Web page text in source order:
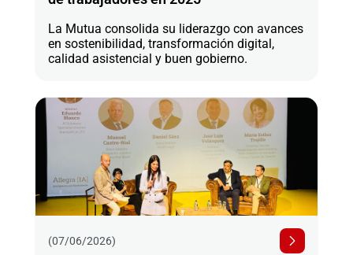
La Mutua consolida su liderazgo con avances
en sostenibilidad, transformación digital,
calidad asistencial y buen gobierno.
(07/06/2026)